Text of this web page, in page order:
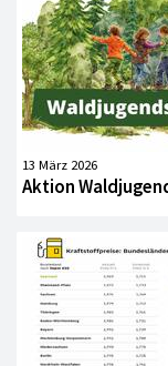
13 März 2026
Aktion